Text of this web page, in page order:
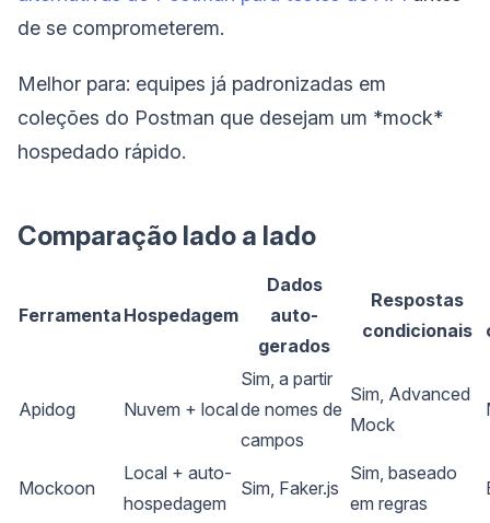
de se comprometerem.
Melhor para: equipes já padronizadas em
coleções do Postman que desejam um *mock*
hospedado rápido.
Comparação lado a lado
Ferramenta Hospedagem
Dados
auto-
gerados
Respostas
condicionais
Apidog Nuvem + local
Sim, a partir
de nomes de
campos
Sim, Advanced
Mock
Mockoon
Local + auto-
hospedagem
Sim, Faker.js
Sim, baseado
em regras